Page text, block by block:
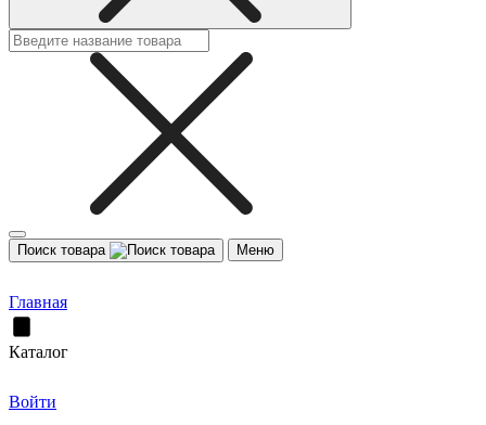
Поиск товара Меню
Главная
Каталог
Войти